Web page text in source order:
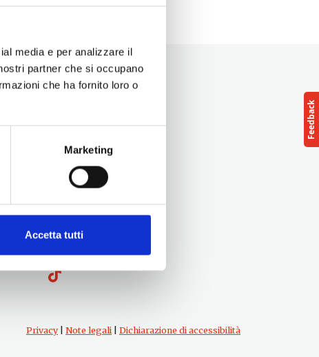
media e per analizzare il
partner che si occupano
che ha fornito loro o
Marketing
Accetta tutti
Seguici su
Privacy| Note legali Dichiarazione di accessibilità